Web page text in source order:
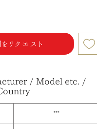
リクエスト
/ Model etc. /
***